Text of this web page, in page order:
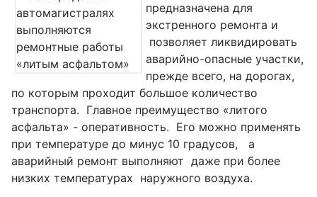
предназначена для
экстренного ремонта и
позволяет ликвидировать
аварийно-опасные участки,
прежде всего, на дорогах,
по которым проходит большое количество
транспорта. Главное преимущество «литого
асфальта» - оперативность. Его можно применять
при температуре до минус 10 градусов, а
аварийный ремонт выполняют даже при более
низких температурах наружного воздуха.